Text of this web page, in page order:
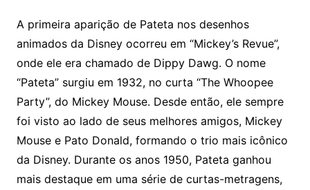
A primeira aparição de Pateta nos desenhos
animados da Disney ocorreu em “Mickey’s Revue”,
onde ele era chamado de Dippy Dawg. O nome
“Pateta” surgiu em 1932, no curta “The Whoopee
Party”, do Mickey Mouse. Desde então, ele sempre
foi visto ao lado de seus melhores amigos, Mickey
Mouse e Pato Donald, formando o trio mais icônico
da Disney. Durante os anos 1950, Pateta ganhou
mais destaque em uma série de curtas-metragens,